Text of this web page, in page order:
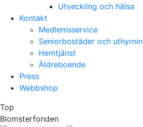
Utveckling och hälsa
Kontakt
Medlemsservice
Seniorbostäder och
Hemtjänst
Äldreboende
Press
Webbshop
Top
Blomsterfonden